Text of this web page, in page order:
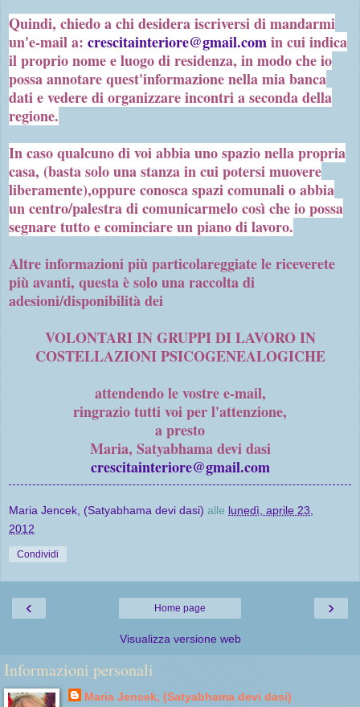
Quindi, chiedo a chi desidera iscriversi di mandarmi
un'e-mail a: crescitainteriore@gmail.comin cui indica
il proprio nome e luogo di residenza, in modo che io
possa annotare quest'informazione nella mia banca
dati e vedere di organizzare incontri a seconda della
regione.
In caso qualcuno di voi abbia uno spazio nella propria
casa, (basta solo una stanza in cui potersi muovere
liberamente),oppure conosca spazi comunali o abbia
un centro/palestra di comunicarmelo così che io possa
segnare tutto e cominciare un piano di lavoro.
Altre informazioni più particolareggiate le riceverete
più avanti, questa è solo una raccolta di
adesioni/disponibilità dei
VOLONTARI IN GRUPPI DI LAVORO IN
COSTELLAZIONI PSICOGENEALOGICHE
attendendo le vostre e-mail,
ringrazio tutti voi per l'attenzione,
a presto
Maria, Satyabhama devi dasi
crescitainteriore@gmail.com
Maria Jencek, (Satyabhama devi dasi) alle lunedì, aprile 23,
2012
Condividi
‹ ›
Home page
Visualizza versione web
Informazioni personali
Maria Jencek, (Satyabhama devi dasi)